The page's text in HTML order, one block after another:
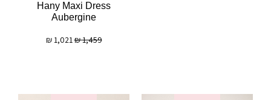
Hany Maxi Dress
Aubergine
1,459
₪
1,021
₪